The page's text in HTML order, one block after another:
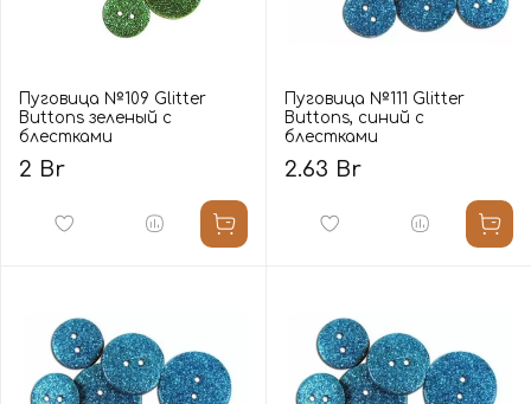
Пуговица №109 Glitter
Buttons зеленый с
блестками
2 Br
Пуговица №111 Glitter
Buttons, синий с
блестками
2.63 Br